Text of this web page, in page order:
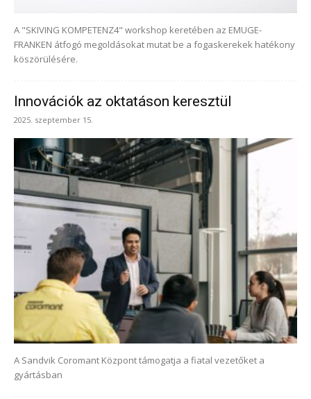
A "SKIVING KOMPETENZ4" workshop keretében az EMUGE-
FRANKEN átfogó megoldásokat mutat be a fogaskerekek hatékony
köszörülésére.
Innovációk az oktatáson keresztül
2025. szeptember 15.
A Sandvik Coromant Központ támogatja a fiatal vezetőket a
gyártásban